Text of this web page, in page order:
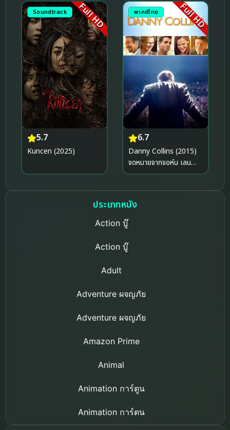
Soundtrack Full HD
5.7
Kuncen (2025)
พากย์ไทย Full HD
6.7
Danny Collins (2015)
จดหมายจากจอห์น เลน
นอน
ประเภทหนัง
Action บู๊
Action บู๊
Adult
Adventure ผจญภัย
Adventure ผจญภัย
Amazon Prime
Animal
Animation การ์ตูน
Animation การ์ตูน